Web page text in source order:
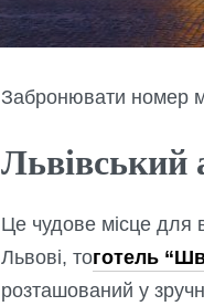
Забронювати номер
Львівський
Це чудове місце для
Львові, тоготель
розташований у